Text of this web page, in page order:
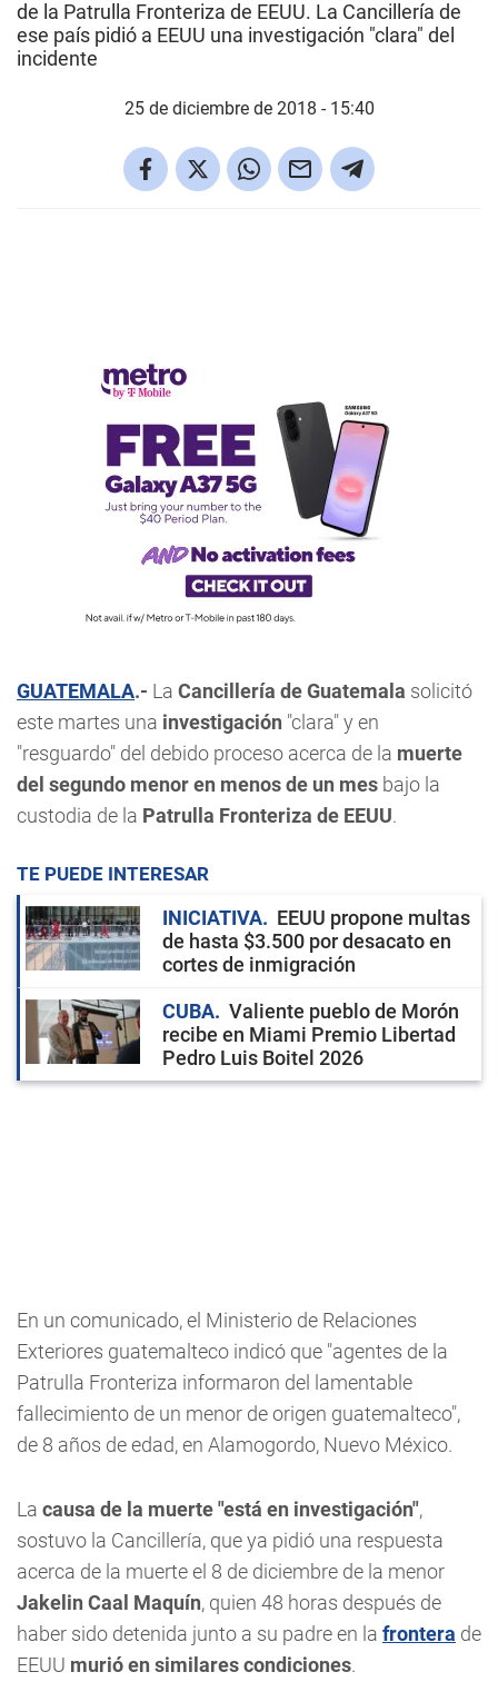
de la Patrulla Fronteriza de EEUU. La Cancillería de
ese país pidió a EEUU una investigación "clara" del
incidente
25 de diciembre de 2018 - 15:40
GUATEMALA.- La Cancillería de Guatemala solicitó
este martes una investigación "clara" y en
"resguardo" del debido proceso acerca de la muerte
del segundo menor en menos de un mes bajo la
custodia de la Patrulla Fronteriza de EEUU.
TE PUEDE INTERESAR
INICIATIVA
EEUU propone multas
de hasta $3.500 por desacato en
cortes de inmigración
CUBA
Valiente pueblo de Morón
recibe en Miami Premio Libertad
Pedro Luis Boitel 2026
En un comunicado, el Ministerio de Relaciones
Exteriores guatemalteco indicó que "agentes de la
Patrulla Fronteriza informaron del lamentable
fallecimiento de un menor de origen guatemalteco",
de 8 años de edad, en Alamogordo, Nuevo México.
La causa de la muerte "está en investigación",
sostuvo la Cancillería, que ya pidió una respuesta
acerca de la muerte el 8 de diciembre de la menor
Jakelin Caal Maquín, quien 48 horas después de
haber sido detenida junto a su padre en la frontera de
EEUU murió en similares condiciones.